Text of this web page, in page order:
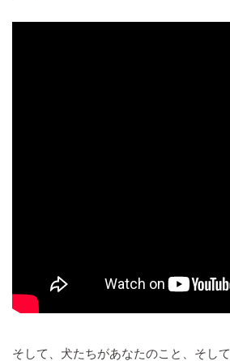
そして、犬たちがあなたのこと、そして